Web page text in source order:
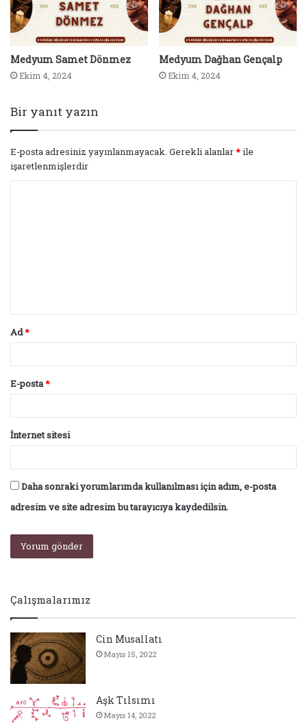
Medyum Samet Dönmez
Ekim 4, 2024
Medyum Dağhan Gençalp
Ekim 4, 2024
Bir yanıt yazın
E-posta adresiniz yayınlanmayacak. Gerekli alanlar*ile
işaretlenmişlerdir
Ad*
E-posta*
İnternet sitesi
Daha sonraki yorumlarımda kullanılması için adım, e-posta
adresim ve site adresim bu tarayıcıya kaydedilsin.
Çalışmalarımız
Cin Musallatı
Mayıs 15, 2022
Aşk Tılsımı
Mayıs 14, 2022